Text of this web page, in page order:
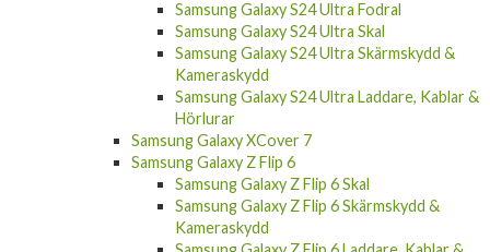
Samsung Galaxy S24 Ultra Fodral
Samsung Galaxy S24 Ultra Skal
Samsung Galaxy S24 Ultra Skärmskydd &
Kameraskydd
Samsung Galaxy S24 Ultra Laddare, Kablar &
Hörlurar
Samsung Galaxy XCover 7
Samsung Galaxy Z Flip 6
Samsung Galaxy Z Flip 6 Skal
Samsung Galaxy Z Flip 6 Skärmskydd &
Kameraskydd